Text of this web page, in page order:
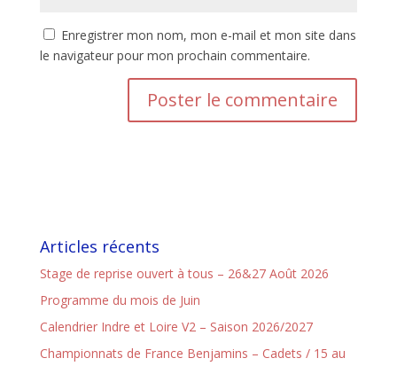
Enregistrer mon nom, mon e-mail et mon site dans
le navigateur pour mon prochain commentaire.
Articles récents
Stage de reprise ouvert à tous – 26&27 Août 2026
Programme du mois de Juin
Calendrier Indre et Loire V2 – Saison 2026/2027
Championnats de France Benjamins – Cadets / 15 au